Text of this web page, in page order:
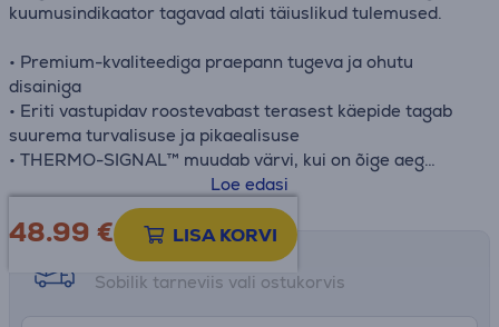
kuumusindikaator tagavad alati täiuslikud tulemused.
• Premium-kvaliteediga praepann tugeva ja ohutu
disainiga
• Eriti vastupidav roostevabast terasest käepide tagab
suurema turvalisuse ja pikaealisuse
• THERMO-SIGNAL™ muudab värvi, kui on õige aeg
alustada küpsetamist, et saavutada täiuslik praadimine
• Paksem soojust hajutav põhi maitsvate roogade jaoks
• Sobib kasutamiseks kõikidel pliiditüüpidel
Loe edasi
48.99 € LISA KORVI
Tarne võimalused
Sobilik tarneviis vali ostukorvis